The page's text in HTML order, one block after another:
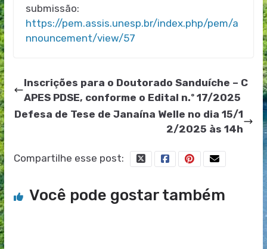
submissão:
https://pem.assis.unesp.br/index.php/pem/a
nnouncement/view/57
Inscrições para o Doutorado Sanduíche – C
APES PDSE, conforme o Edital n.º 17/2025
Defesa de Tese de Janaína Welle no dia 15/1
2/2025 às 14h
Compartilhe esse post:
Você pode gostar também